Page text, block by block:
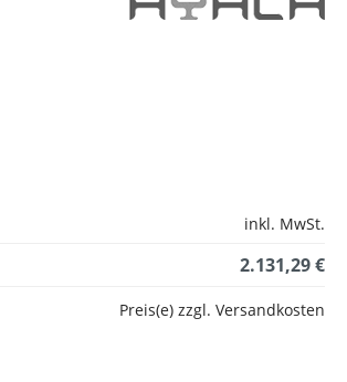
2.131,29 €
Preis(e) zzgl. Versandkosten